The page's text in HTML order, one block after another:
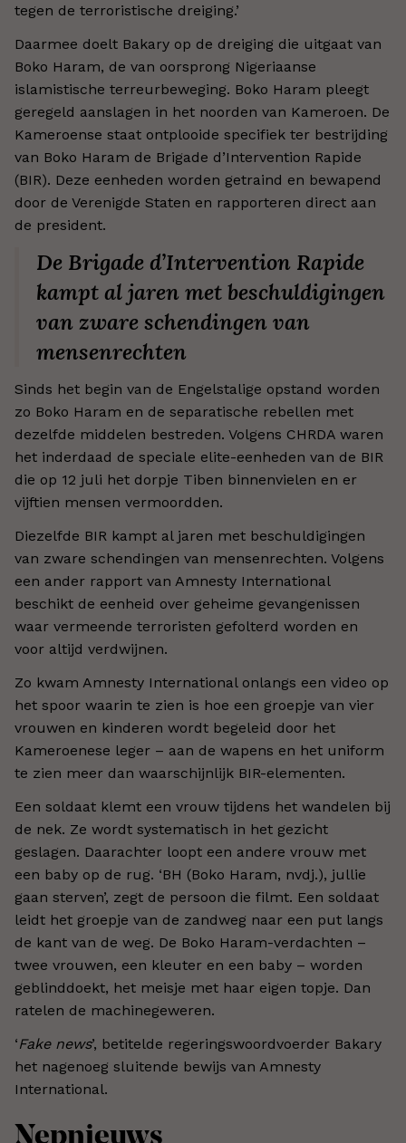
tegen de terroristische dreiging.’
Daarmee doelt Bakary op de dreiging die uitgaat van
Boko Haram, de van oorsprong Nigeriaanse
islamistische terreurbeweging. Boko Haram pleegt
geregeld aanslagen in het noorden van Kameroen. De
Kameroense staat ontplooide specifiek ter bestrijding
van Boko Haram de Brigade d’Intervention Rapide
(BIR). Deze eenheden worden getraind en bewapend
door de Verenigde Staten en rapporteren direct aan
de president.
De Brigade d’Intervention Rapide
kampt al jaren met beschuldigingen
van zware schendingen van
mensenrechten
Sinds het begin van de Engelstalige opstand worden
zo Boko Haram en de separatische rebellen met
dezelfde middelen bestreden. Volgens CHRDA waren
het inderdaad de speciale elite-eenheden van de BIR
die op 12 juli het dorpje Tiben binnenvielen en er
vijftien mensen vermoordden.
Diezelfde BIR kampt al jaren met beschuldigingen
van zware schendingen van mensenrechten. Volgens
een ander rapport van Amnesty International
beschikt de eenheid over geheime gevangenissen
waar vermeende terroristen gefolterd worden en
voor altijd verdwijnen.
Zo kwam Amnesty International onlangs een video op
het spoor waarin te zien is hoe een groepje van vier
vrouwen en kinderen wordt begeleid door het
Kameroenese leger – aan de wapens en het uniform
te zien meer dan waarschijnlijk BIR-elementen.
Een soldaat klemt een vrouw tijdens het wandelen bij
de nek. Ze wordt systematisch in het gezicht
geslagen. Daarachter loopt een andere vrouw met
een baby op de rug. ‘BH (Boko Haram, nvdj.), jullie
gaan sterven’, zegt de persoon die filmt. Een soldaat
leidt het groepje van de zandweg naar een put langs
de kant van de weg. De Boko Haram-verdachten –
twee vrouwen, een kleuter en een baby – worden
geblinddoekt, het meisje met haar eigen topje. Dan
ratelen de machinegeweren.
‘Fake news’, betitelde regeringswoordvoerder Bakary
het nagenoeg sluitende bewijs van Amnesty
International.